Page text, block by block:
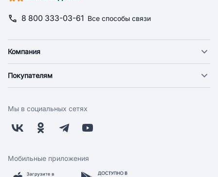
8 800 333-03-61 Все способы связи
Компания
Новости
Поставщикам
Заводчикам
Обратная связь
Покупателям
Оплата
Бонусная программа
Скидки и акции
Мы в социальных сетях
Мобильные приложения